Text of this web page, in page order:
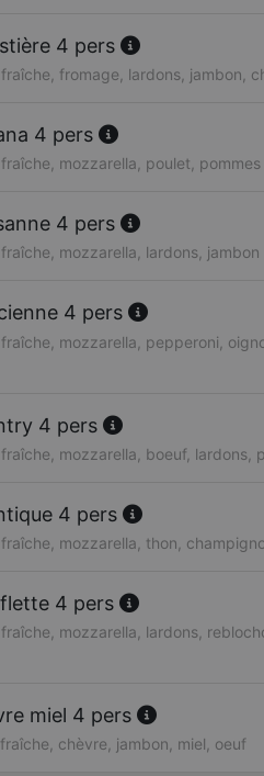
4 pers
fromage, lardons, jambon,
4 pers
mozzarella, poulet,
4 pers
mozzarella, lardons,
4 pers
mozzarella, pepperoni,
4 pers
mozzarella, boeuf, lardons,
4 pers
mozzarella, thon,
4 pers
mozzarella, lardons,
miel 4 pers
chèvre, jambon, miel, oeuf